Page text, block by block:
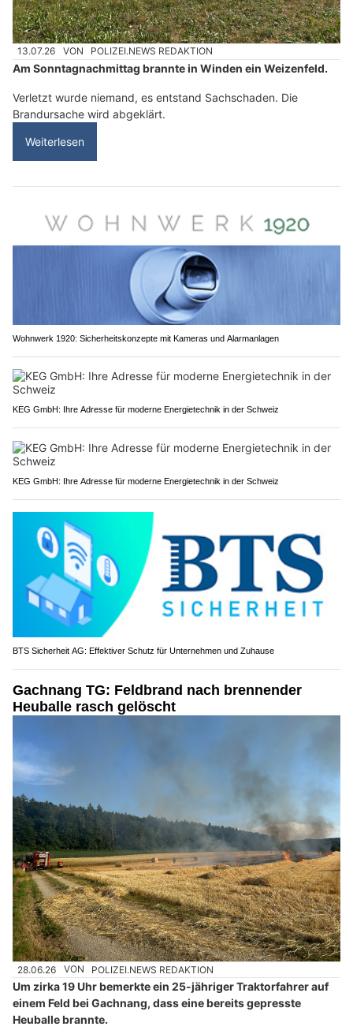
13.07.26 VON POLIZEI.NEWS REDAKTION
Am Sonntagnachmittag brannte in Winden ein Weizenfeld.
Verletzt wurde niemand, es entstand Sachschaden. Die
Brandursache wird abgeklärt.
Weiterlesen
Wohnwerk 1920: Sicherheitskonzepte mit Kameras und Alarmanlagen
KEG GmbH: Ihre Adresse für moderne Energietechnik in der Schweiz
KEG GmbH: Ihre Adresse für moderne Energietechnik in der Schweiz
BTS Sicherheit AG: Effektiver Schutz für Unternehmen und Zuhause
Gachnang TG: Feldbrand nach brennender
Heuballe rasch gelöscht
28.06.26 VON POLIZEI.NEWS REDAKTION
Um zirka 19 Uhr bemerkte ein 25-jähriger Traktorfahrer auf
einem Feld bei Gachnang, dass eine bereits gepresste
Heuballe brannte.